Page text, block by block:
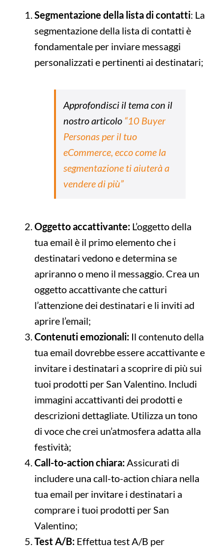
Segmentazione della lista di contatti: La
segmentazione della lista di contatti è
fondamentale per inviare messaggi
personalizzati e pertinenti ai destinatari;
Approfondisci il tema con il
nostro articolo “10 Buyer
Personas per il tuo
eCommerce, ecco come la
segmentazione ti aiuterà a
vendere di più”
Oggetto accattivante:L’oggetto della
tua email è il primo elemento che i
destinatari vedono e determina se
apriranno o meno il messaggio. Crea un
oggetto accattivante che catturi
l’attenzione dei destinatari e li inviti ad
aprire l’email;
Contenuti emozionali:Il contenuto della
tua email dovrebbe essere accattivante e
invitare i destinatari a scoprire di più sui
tuoi prodotti per San Valentino. Includi
immagini accattivanti dei prodotti e
descrizioni dettagliate. Utilizza un tono
di voce che crei un’atmosfera adatta alla
festività;
Call-to-action chiara:Assicurati di
includere una call-to-action chiara nella
tua email per invitare i destinatari a
comprare i tuoi prodotti per San
Valentino;
Test A/B:Effettua test A/B per